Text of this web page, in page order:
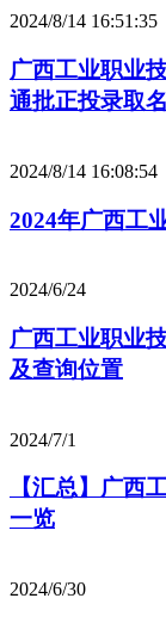
2024/8/14 16:51:35
广西工业职业
通批正投录取
2024/8/14 16:08:54
2024年广西工
2024/6/24
广西工业职业
及查询位置
2024/7/1
【汇总】广西
一览
2024/6/30